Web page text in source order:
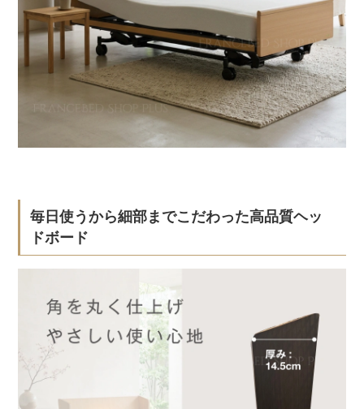
毎日使うから細部までこだわった高品質ヘッ
ドボード